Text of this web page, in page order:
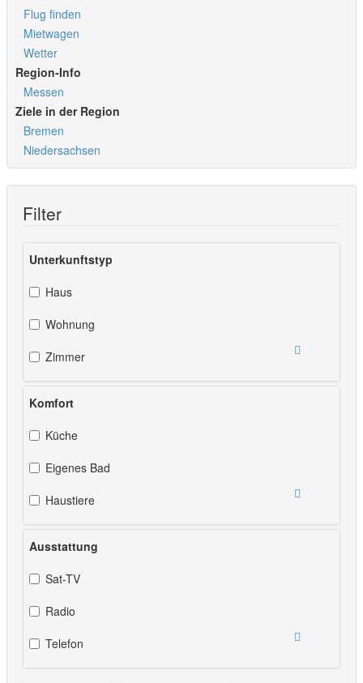
Flug finden
Mietwagen
Wetter
Region-Info
Messen
Ziele in der Region
Bremen
Niedersachsen
Filter
Unterkunftstyp
Haus
Wohnung
Zimmer
Komfort
Küche
Eigenes Bad
Haustiere
Ausstattung
Sat-TV
Radio
Telefon